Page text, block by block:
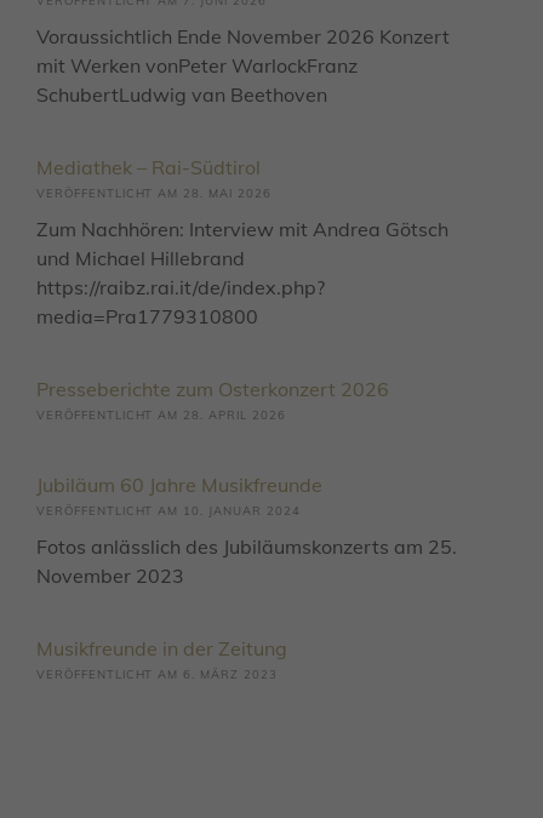
Voraussichtlich Ende November 2026 Konzert
mit Werken vonPeter WarlockFranz
SchubertLudwig van Beethoven
Mediathek – Rai-Südtirol
28. MAI 2026
Zum Nachhören: Interview mit Andrea Götsch
und Michael Hillebrand
https://raibz.rai.it/de/index.php?
media=Pra1779310800
Presseberichte zum Osterkonzert 2026
28. APRIL 2026
Jubiläum 60 Jahre Musikfreunde
10. JANUAR 2024
Fotos anlässlich des Jubiläumskonzerts am 25.
November 2023
Musikfreunde in der Zeitung
6. MÄRZ 2023